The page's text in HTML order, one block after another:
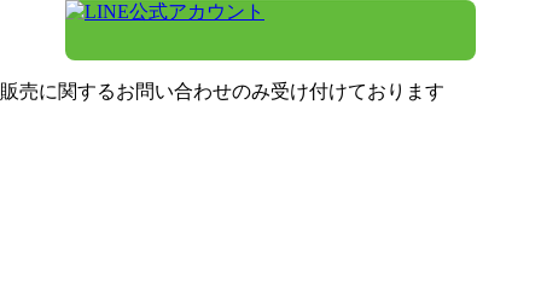
販売に関するお問い合わせのみ受け付けております